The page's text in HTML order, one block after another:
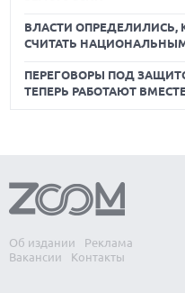
ВЛАСТИ ОПРЕДЕЛИЛИСЬ,
СЧИТАТЬ
ПЕРЕГОВОРЫ ПОД
ТЕПЕРЬ РАБОТАЮТ
Об издании
Реклама
Вакансии
Контакты